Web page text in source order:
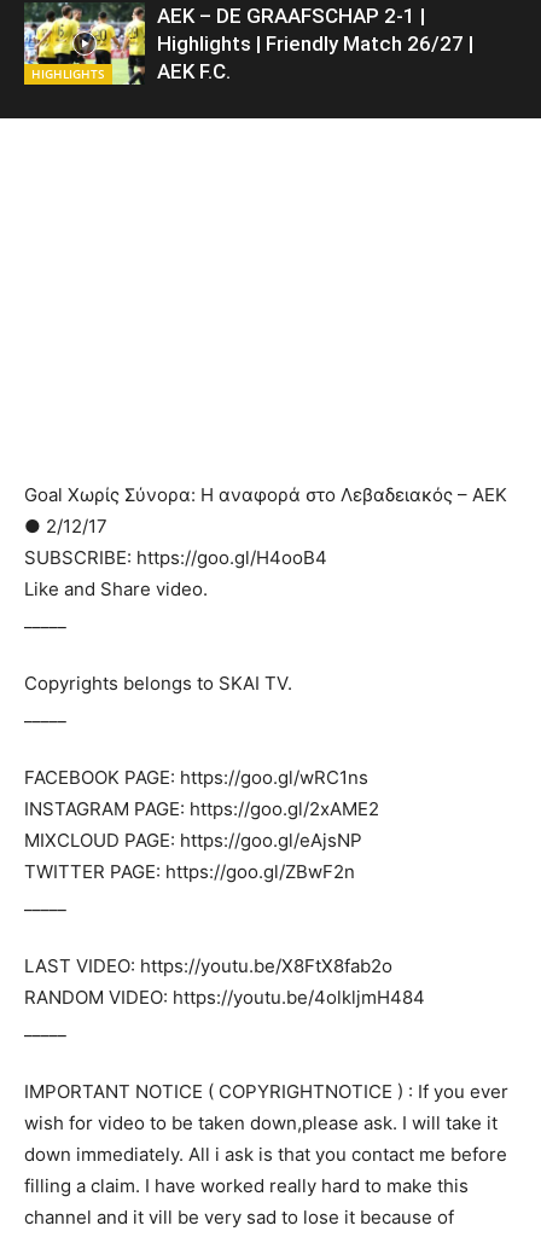
HIGHLIGHTS
AEK – DE GRAAFSCHAP 2-1 |
Highlights | Friendly Match 26/27 |
ΑΕΚ F.C.
Goal Χωρίς Σύνορα: Η αναφορά στο Λεβαδειακός – ΑΕΚ
● 2/12/17
SUBSCRIBE: https://goo.gl/H4ooB4
Like and Share video.
Copyrights belongs to SKAI TV.
FACEBOOK PAGE: https://goo.gl/wRC1ns
INSTAGRAM PAGE: https://goo.gl/2xAME2
MIXCLOUD PAGE: https://goo.gl/eAjsNP
TWITTER PAGE: https://goo.gl/ZBwF2n
LAST VIDEO: https://youtu.be/X8FtX8fab2o
RANDOM VIDEO: https://youtu.be/4olkljmH484
IMPORTANT NOTICE ( COPYRIGHTNOTICE ) : If you ever
wish for video to be taken down,please ask. I will take it
down immediately. All i ask is that you contact me before
filling a claim. I have worked really hard to make this
channel and it vill be very sad to lose it because of